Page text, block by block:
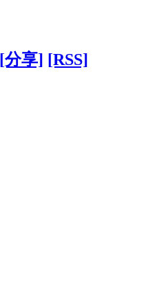
[分享] [RSS]